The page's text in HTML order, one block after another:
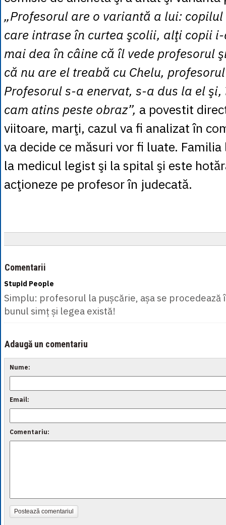
„Profesorul are o variantă a lui:
care intrase în curtea şcolii, alţi copii
mai dea în câine că îl vede profesorul
că nu are el treabă cu Chelu,
Profesorul s-a enervat, s-a dus la el
cam atins peste obraz”, a povestit
viitoare, marţi, cazul va fi analizat în
va decide ce măsuri vor fi luate.
la medicul legist şi la spital şi este
acţioneze pe profesor în judecată.
Comentarii
Stupid People
Simplu: profesorul la pușcărie, așa se
bunul simț și legea există!
Adaugă un comentariu
Nume:
Email:
Comentariu:
Postează comentariul